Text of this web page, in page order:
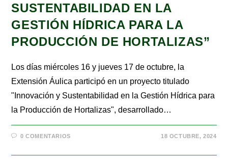
SUSTENTABILIDAD EN LA
GESTIÓN HÍDRICA PARA LA
PRODUCCIÓN DE HORTALIZAS”
Los días miércoles 16 y jueves 17 de octubre, la
Extensión Áulica participó en un proyecto titulado
"Innovación y Sustentabilidad en la Gestión Hídrica para
la Producción de Hortalizas", desarrollado…
0 COMENTARIOS 18 OCTUBRE, 2024